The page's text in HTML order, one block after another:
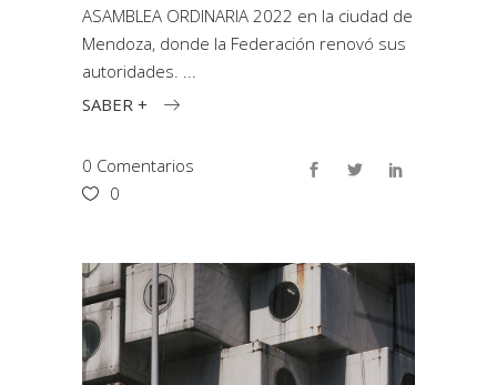
ASAMBLEA ORDINARIA 2022 en la ciudad de
Mendoza, donde la Federación renovó sus
autoridades.
SABER +
0 Comentarios
0